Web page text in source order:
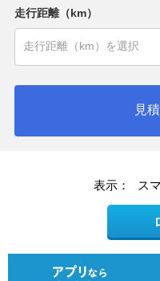
走行距離（km）
見
表示： ス